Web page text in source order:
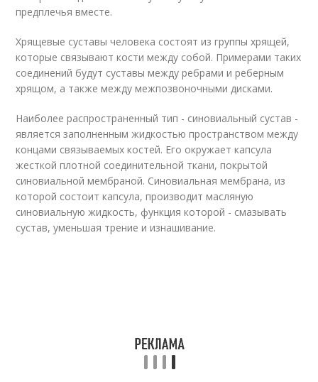
предплечья вместе.
Хрящевые суставы человека состоят из группы хрящей,
которые связывают кости между собой. Примерами таких
соединений будут суставы между ребрами и реберным
хрящом, а также между межпозвоночными дисками.
Наиболее распространенный тип - синовиальный сустав -
является заполненным жидкостью пространством между
концами связываемых костей. Его окружает капсула
жесткой плотной соединительной ткани, покрытой
синовиальной мембраной. Синовиальная мембрана, из
которой состоит капсула, производит масляную
синовиальную жидкость, функция которой - смазывать
сустав, уменьшая трение и изнашивание.